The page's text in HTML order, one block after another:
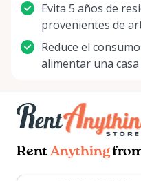
Evita 5 años de
provenientes de
Reduce el
alimentar una
Rent Anything